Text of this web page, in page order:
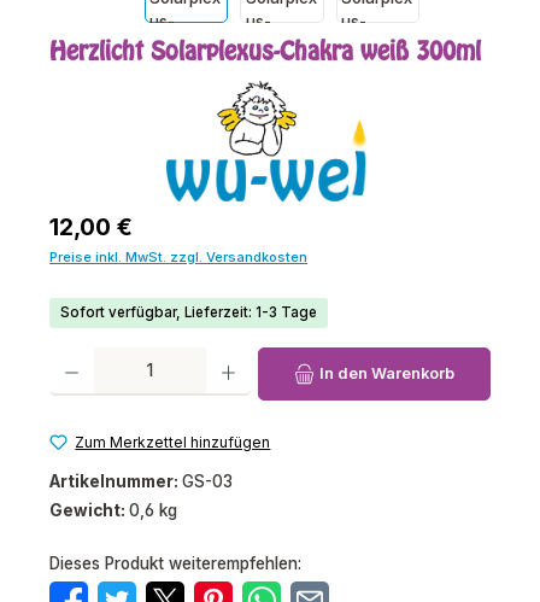
Herzlicht Solarplexus-Chakra weiß 300ml
Regulärer Preis:
12,00 €
Preise inkl. MwSt. zzgl. Versandkosten
Sofort verfügbar, Lieferzeit: 1-3 Tage
Produkt Anzahl: Gib den gewünschten Wert ein oder benutze die
In den Warenkorb
Zum Merkzettel hinzufügen
Artikelnummer: GS-03
Gewicht: 0,6 kg
Dieses Produkt weiterempfehlen: